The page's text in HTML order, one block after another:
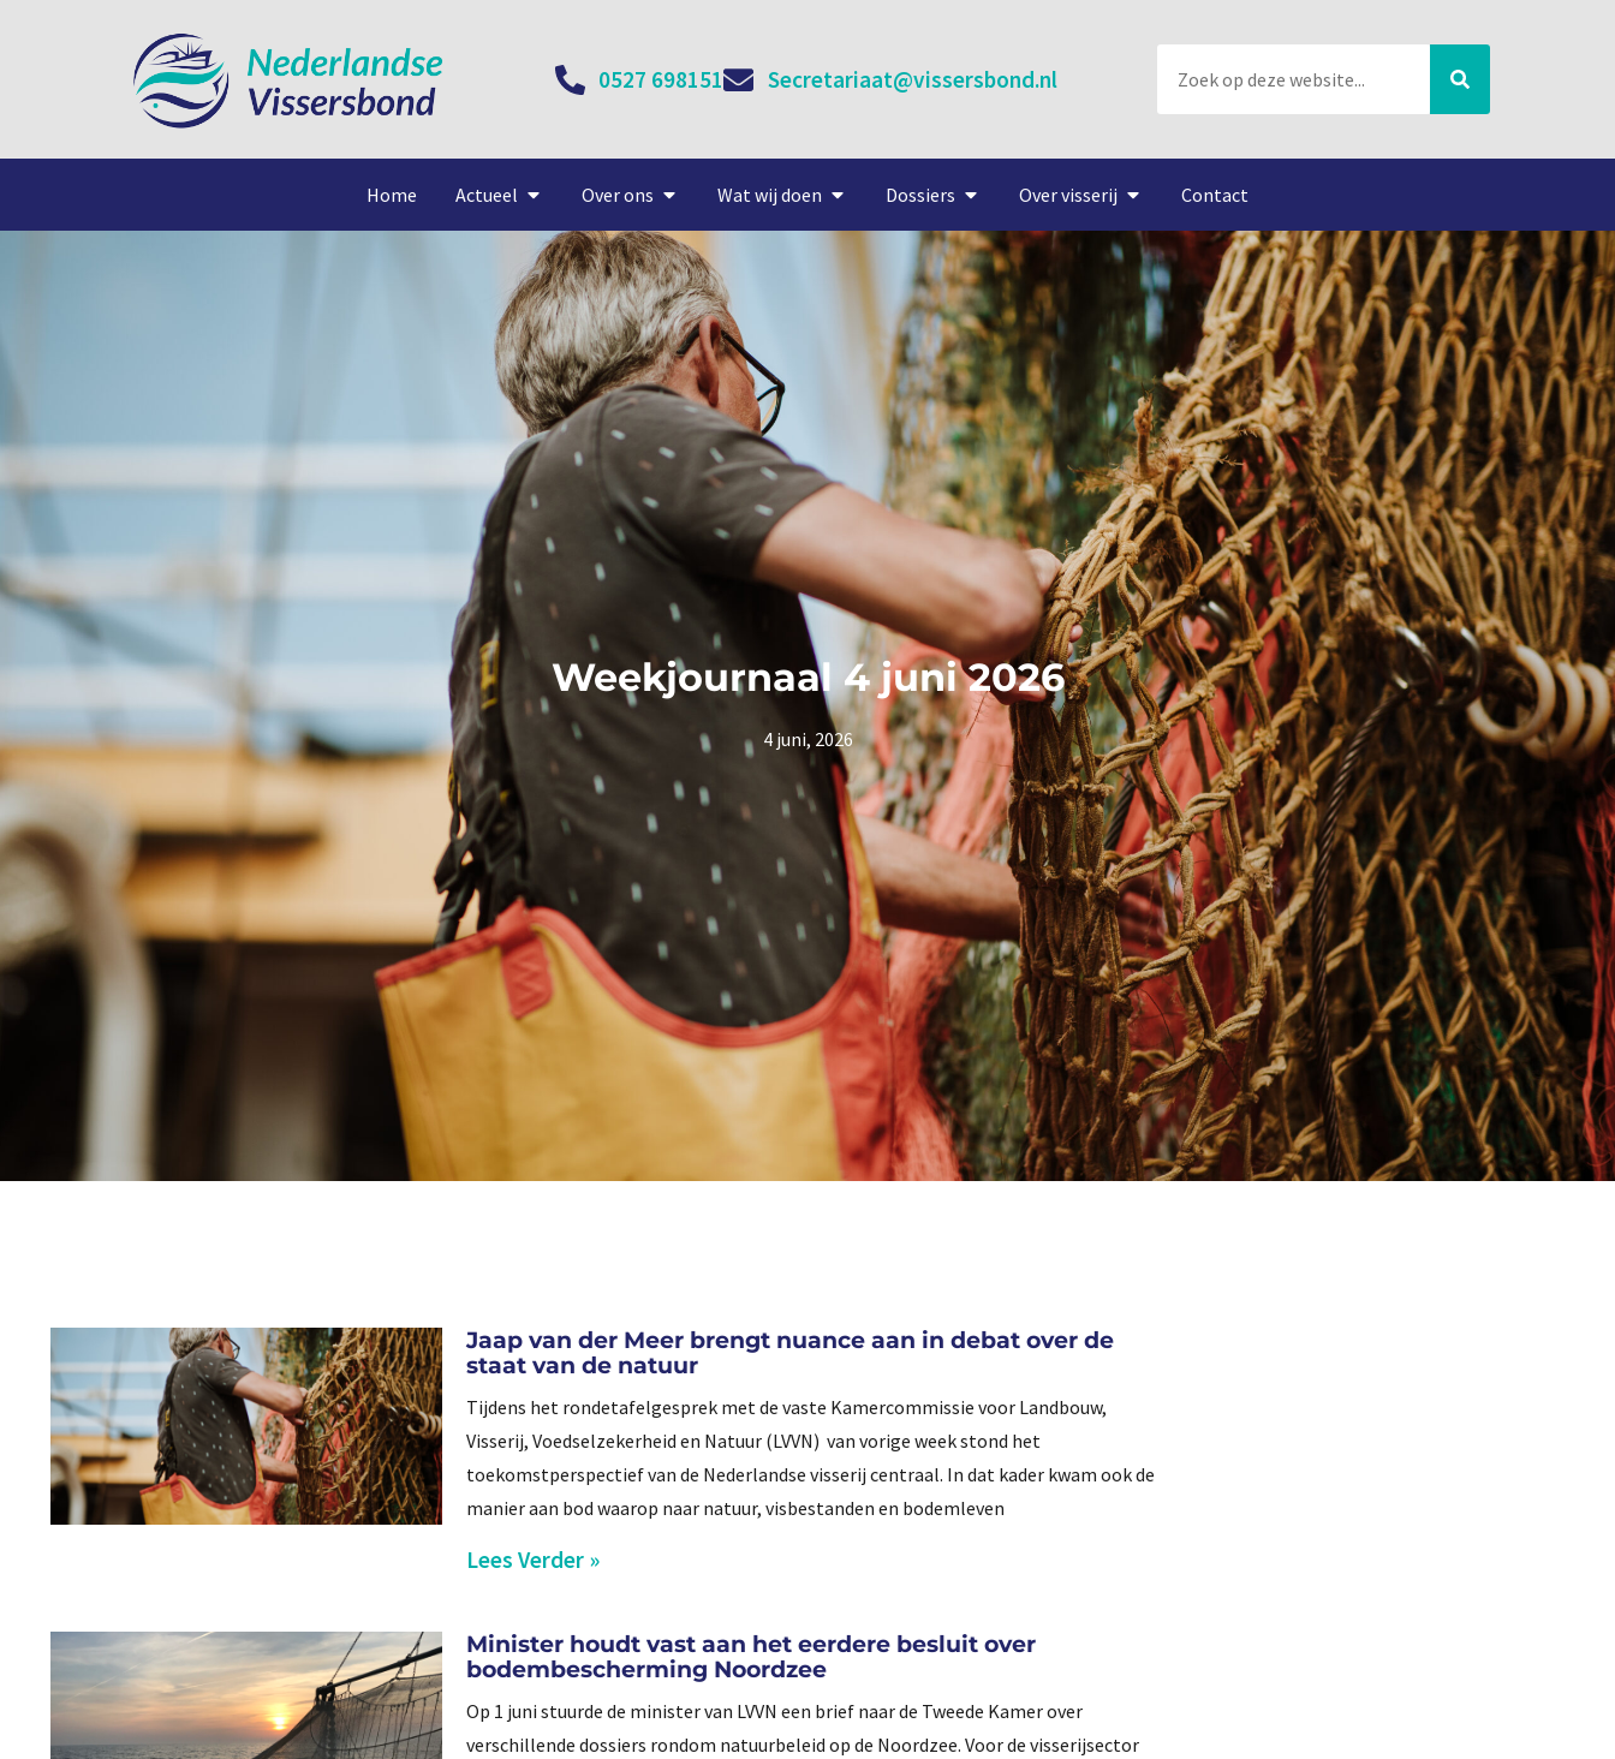
0527 698151 Secretariaat@vissersbond.nl
Home Actueel Over ons Wat wij doen Dossiers Over visserij Contact
Weekjournaal 4 juni 2026
4 juni, 2026
Jaap van der Meer brengt nuance aan in debat over de
staat van de natuur
Tijdens het rondetafelgesprek met de vaste Kamercommissie voor Landbouw,
Visserij, Voedselzekerheid en Natuur (LVVN) van vorige week stond het
toekomstperspectief van de Nederlandse visserij centraal. In dat kader kwam ook de
manier aan bod waarop naar natuur, visbestanden en bodemleven
Lees Verder »
Minister houdt vast aan het eerdere besluit over
bodembescherming Noordzee
Op 1 juni stuurde de minister van LVVN een brief naar de Tweede Kamer over
verschillende dossiers rondom natuurbeleid op de Noordzee. Voor de visserijsector